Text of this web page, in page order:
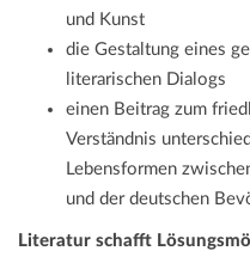
und Kunst
die Gestaltung eines
literarischen Dialogs
einen Beitrag zum
Verständnis
Lebensformen
und der deutschen
Literatur schafft